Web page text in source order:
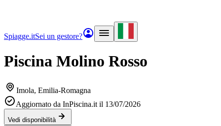
Spiagge.itSei un gestore?
Piscina Molino Rosso
Imola, Emilia-Romagna
Aggiornato da InPiscina.it il 13/07/2026
Vedi disponibilità